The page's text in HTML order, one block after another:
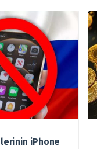
iPhone